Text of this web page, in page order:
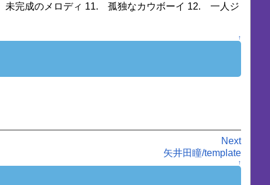
完成のメロディ 11. 孤独なカウボーイ 12. 一人ジ
↑
Next
矢井田瞳/template
↑